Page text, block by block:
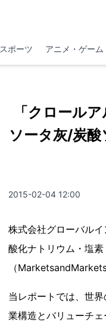
スポーツ アニメ・ゲーム
「クロール
ソータ灰/炭
2015-02-04 12:00
株式会社グローバル
酸化ナトリウム・塩
（
当レポートでは、世
業構造とバリューチ